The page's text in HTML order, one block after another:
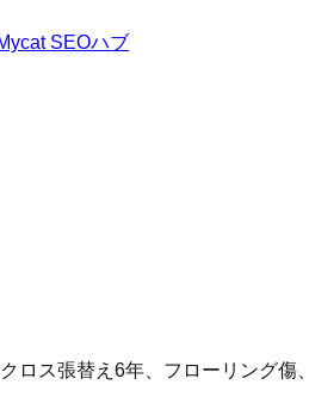
SEOハブ
ス張替え6年、フローリング